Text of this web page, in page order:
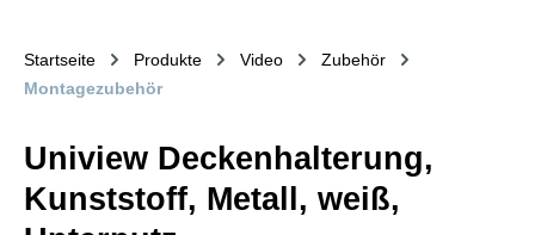
Startseite Produkte Video
Zubehör
Montagezubehör
Uniview Deckenhalterung,
Kunststoff, Metall, weiß,